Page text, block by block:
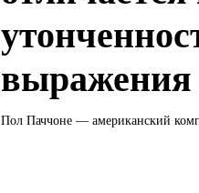
выражения
Пол Паччоне — американский